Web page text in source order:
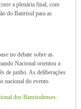
a plenária final, com
do Banrisul para as
no debate sobre as
Nacional orientou a
de junho. As deliberações
nacional do evento.
dos Banrisulenses: